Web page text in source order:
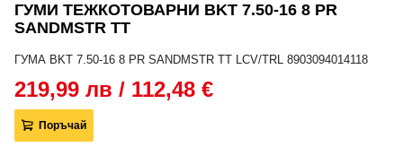
ГУМИ ТЕЖКОТОВАРНИ BKT 7.50-16 8 PR
SANDMSTR TT
ГУМА BKT 7.50-16 8 PR SANDMSTR TT LCV/TRL 8903094014118
219,99 лв / 112,48 €
Поръчай